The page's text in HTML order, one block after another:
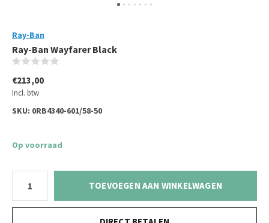
Ray-Ban
Ray-Ban Wayfarer Black
€213,00
Incl. btw
SKU: 0RB4340-601/58-50
Op voorraad
TOEVOEGEN AAN WINKELWAGEN